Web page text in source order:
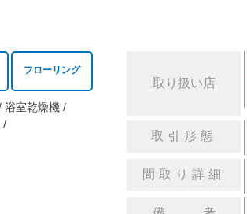
フローリング
浴室乾燥機
取り扱い店
取引形態
間取り詳細